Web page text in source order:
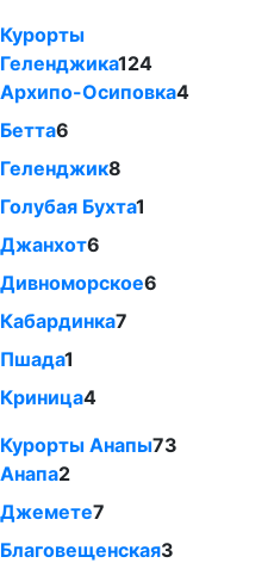
Курорты
Геленджика124
Архипо-Осиповка4
Бетта6
Геленджик8
Голубая Бухта1
Джанхот6
Дивноморское6
Кабардинка7
Пшада1
Криница4
Курорты Анапы73
Анапа2
Джемете7
Благовещенская3